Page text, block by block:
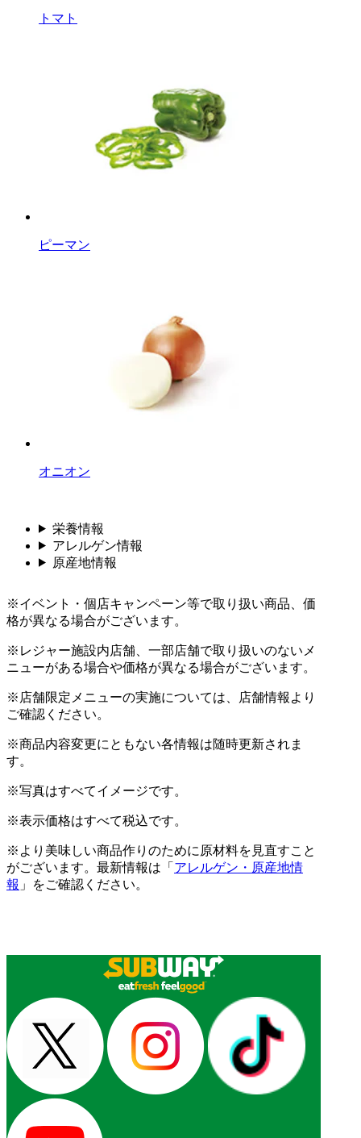
トマト
ピーマン
オニオン
栄養情報
アレルゲン情報
原産地情報
※イベント・個店キャンペーン等で取り扱い商品、価
格が異なる場合がございます。
※レジャー施設内店舗、一部店舗で取り扱いのないメ
ニューがある場合や価格が異なる場合がございます。
※店舗限定メニューの実施については、店舗情報より
ご確認ください。
※商品内容変更にともない各情報は随時更新されま
す。
※写真はすべてイメージです。
※表示価格はすべて税込です。
※より美味しい商品作りのために原材料を見直すこと
がございます。最新情報は「 アレルゲン・原産地情
報 」をご確認ください。